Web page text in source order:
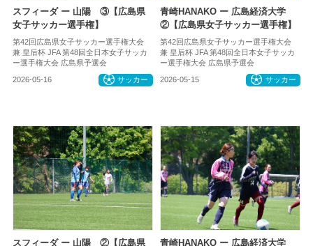
スフィーダ ー 山陽 ③【広島県
女子サッカー選手権】
第42回広島県女子サッカー選手権大会
兼 皇后杯 JFA 第48回全日本女子サッカ
ー選手権大会 広島県予選会
2026-05-16 サッカー
青崎HANAKO ー 広島経済大学
②【広島県女子サッカー選手権】
第42回広島県女子サッカー選手権大会
兼 皇后杯 JFA 第48回全日本女子サッカ
ー選手権大会 広島県予選会
2026-05-15 サッカー
スフィーダ ー 山陽 ②【広島県
青崎HANAKO ー 広島経済大学